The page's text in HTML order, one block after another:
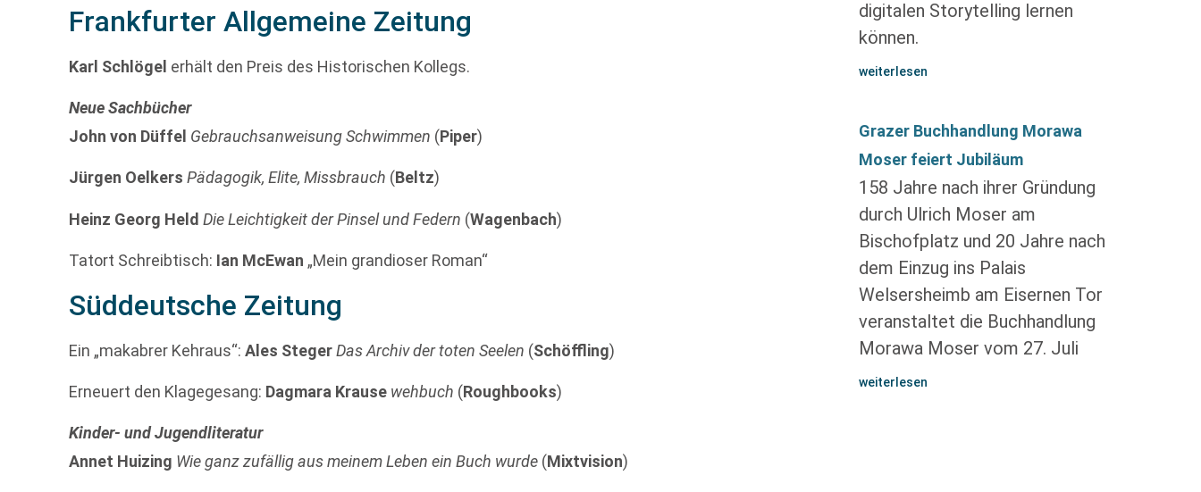
Frankfurter Allgemeine Zeitung
Karl Schlögel erhält den Preis des Historischen Kollegs.
Neue Sachbücher
John von Düffel Gebrauchsanweisung Schwimmen (Piper)
Jürgen Oelkers Pädagogik, Elite, Missbrauch (Beltz)
Heinz Georg Held Die Leichtigkeit der Pinsel und Federn (Wagenbach)
Tatort Schreibtisch: Ian McEwan „Mein grandioser Roman“
Süddeutsche Zeitung
Ein „makabrer Kehraus“:Ales Steger Das Archiv der toten Seelen (Schöffling)
Erneuert den Klagegesang: Dagmara Krause wehbuch (Roughbooks)
Kinder- und Jugendliteratur
Annet Huizing Wie ganz zufällig aus meinem Leben ein Buch wurde (Mixtvision)
digitalen Storytelling lernen
können.
weiterlesen
Grazer Buchhandlung Morawa
Moser feiert Jubiläum
158 Jahre nach ihrer Gründung
durch Ulrich Moser am
Bischofplatz und 20 Jahre nach
dem Einzug ins Palais
Welsersheimb am Eisernen Tor
veranstaltet die Buchhandlung
Morawa Moser vom 27. Juli
weiterlesen